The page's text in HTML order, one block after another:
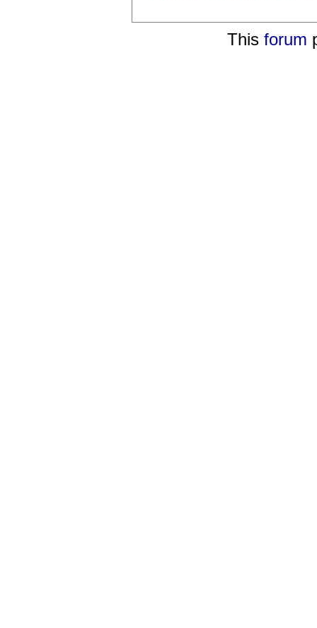
This forum